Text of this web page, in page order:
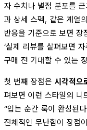
자 수치나 별점 분포를
과 상세 스펙, 같은 계열
반응을 기준으로 보면 장
‘실제 리뷰를 살펴보면
구매 전 기대할 수 있는
첫 번째 장점은 시각적으
펴보면 이런 스타일의 니
“입는 순간 룩이 완성된
전체적인 무난함이 장점